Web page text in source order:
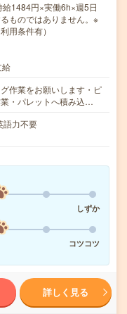
1484円×実働6h×週5日
ものではありません。※
用条件有）
給
作業をお願いします・ピ
・パレットへ積み込…
語力不要
しずか
コツコツ
詳しく見る